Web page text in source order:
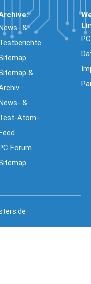
News- &
Testberichte
&
News- &
Test-Atom-
Feed
PC Forum